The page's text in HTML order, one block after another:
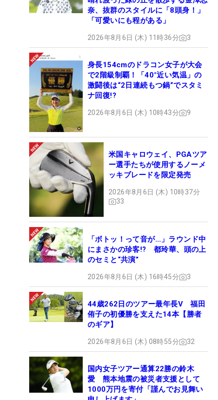
奈、抜群のスタイルに「8頭身！」
「可愛いにも程がある」
2026年8月6日 (木) 11時36分 3
身長154cmのドラコン女子が大会
で2階級制覇！「40°近い気温」の
激闘後は“2日連続もつ鍋”でスタミ
ナ回復!?
2026年8月6日 (木) 10時43分 9
米国キャロウェイ、PGAツア
ー選手たちが使用するノーメ
ッキブレードを限定発売
2026年8月6日 (木) 10時37分
33
「ボトッ！って音が…」ラウンド中
にまさかの珍客!? 都玲華、頭の上
のセミと“共演”
2026年8月6日 (木) 16時45分 3
44歳262日のツアー最年長V 福田
侑子の初優勝を支えた14本【勝者
のギア】
2026年8月6日 (木) 08時55分 32
国内女子ツアー通算22勝の鈴木
愛 熊本地震の被災者支援として
1000万円を寄付「謹んでお見舞い